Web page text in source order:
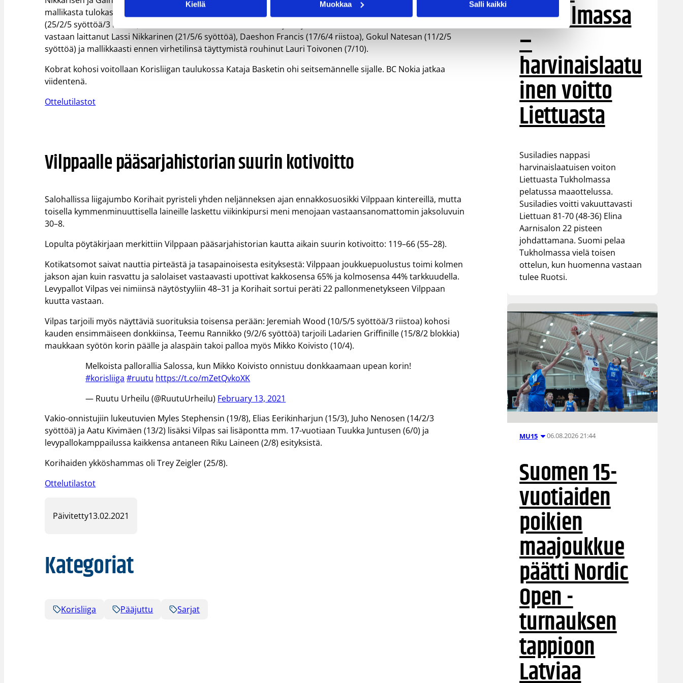
Kiellä Muokkaa Salli kaikki
mallikasta tulokaskautta pelaava Remu Raitanen (14/9). Nokialaisista onnistuivat ikinuoren ja salskean Lehdon
(25/2/5 syöttöä/3 riistoa) lisäksi ”Nikkaristen taistelussa” voittajaksi julistautuneelle Antolle kovan kovaa
vastaan laittanut Lassi Nikkarinen (21/5/6 syöttöä), Daeshon Francis (17/6/4 riistoa), Gokul Natesan (11/2/5
syöttöä) ja mallikkaasti ennen virhetilinsä täyttymistä rouhinut Lauri Toivonen (7/10).
Kobrat kohosi voitollaan Korisliigan taulukossa Kataja Basketin ohi seitsemännelle sijalle. BC Nokia jatkaa
viidentenä.
Ottelutilastot
Vilppaalle pääsarjahistorian suurin kotivoitto
Salohallissa liigajumbo Korihait pyristeli yhden neljänneksen ajan ennakkosuosikki Vilppaan kintereillä, mutta
toisella kymmenminuuttisella laineille laskettu viikinkipursi meni menojaan vastaansanomattomin jaksoluvuin
30–8.
Lopulta pöytäkirjaan merkittiin Vilppaan pääsarjahistorian kautta aikain suurin kotivoitto: 119–66 (55–28).
Kotikatsomot saivat nauttia pirteästä ja tasapainoisesta esityksestä: Vilppaan joukkuepuolustus toimi kolmen
jakson ajan kuin rasvattu ja salolaiset vastaavasti upottivat kakkosensa 65% ja kolmosensa 44% tarkkuudella.
Levypallot Vilpas vei nimiinsä näytöstyyliin 48–31 ja Korihait sortui peräti 22 pallonmenetykseen Vilppaan
kuutta vastaan.
Vilpas tarjoili myös näyttäviä suorituksia toisensa perään: Jeremiah Wood (10/5/5 syöttöä/3 riistoa) kohosi
kauden ensimmäiseen donkkiinsa, Teemu Rannikko (9/2/6 syöttöä) tarjoili Ladarien Griffinille (15/8/2 blokkia)
maukkaan syötön korin päälle ja alaspäin takoi palloa myös Mikko Koivisto (10/4).
Melkoista pallorallia Salossa, kun Mikko Koivisto onnistuu donkkaamaan upean korin!
#korisliiga #ruutu https://t.co/mZetQvkoXK
— Ruutu Urheilu (@RuutuUrheilu) February 13, 2021
Vakio-onnistujiin lukeutuvien Myles Stephensin (19/8), Elias Eerikinharjun (15/3), Juho Nenosen (14/2/3
syöttöä) ja Aatu Kivimäen (13/2) lisäksi Vilpas sai lisäpontta mm. 17-vuotiaan Tuukka Juntusen (6/0) ja
levypallokamppailussa kaikkensa antaneen Riku Laineen (2/8) esityksistä.
Korihaiden ykköshammas oli Trey Zeigler (25/8).
Ottelutilastot
Päivitetty13.02.2021
Kategoriat
Korisliiga Pääjuttu Sarjat
Tukholmassa
–
harvinaislaatu
inen voitto
Liettuasta
Susiladies nappasi
harvinaislaatuisen voiton
Liettuasta Tukholmassa
pelatussa maaottelussa.
Susiladies voitti vakuuttavasti
Liettuan 81-70 (48-36) Elina
Aarnisalon 22 pisteen
johdattamana. Suomi pelaa
Tukholmassa vielä toisen
ottelun, kun huomenna vastaan
tulee Ruotsi.
MU15 06.08.2026 21:44
Suomen 15-
vuotiaiden
poikien
maajoukkue
päätti Nordic
Open -
turnauksen
tappioon
Latviaa